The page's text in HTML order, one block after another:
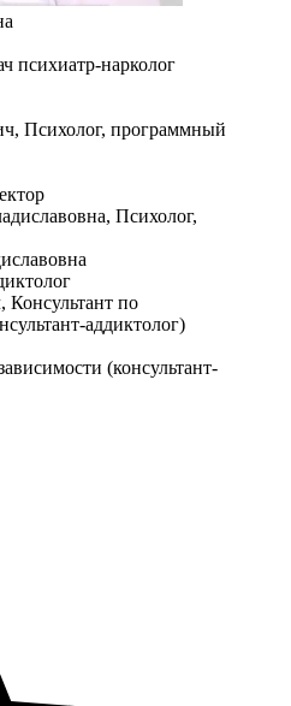
(консультант-